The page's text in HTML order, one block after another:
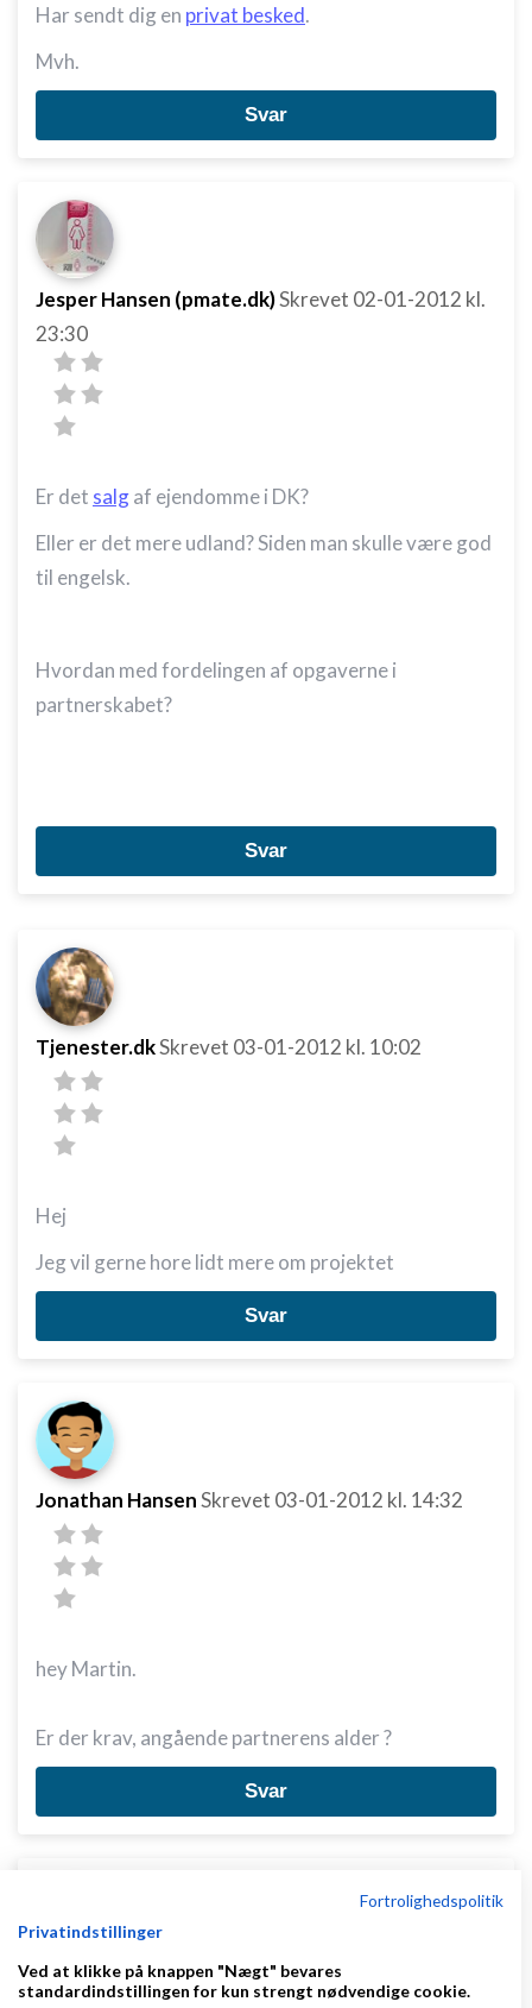
Har sendt dig en privat besked.
Mvh.
Svar
Jesper Hansen (pmate.dk)Skrevet 02-01-2012 kl.
23:30
Er det salgaf ejendomme i DK?
Eller er det mere udland? Siden man skulle være god
til engelsk.
Hvordan med fordelingen af opgaverne i
partnerskabet?
Svar
Tjenester.dkSkrevet 03-01-2012 kl. 10:02
Hej
Jeg vil gerne hore lidt mere om projektet
Svar
Jonathan HansenSkrevet 03-01-2012 kl. 14:32
hey Martin.
Er der krav, angående partnerens alder ?
Svar
Martin MouritzenSkrevet 05-01-2012
Fortrolighedspolitik
Privatindstillinger
Ved at klikke på knappen "Nægt" bevares
standardindstillingen for kun strengt nødvendige cookie.